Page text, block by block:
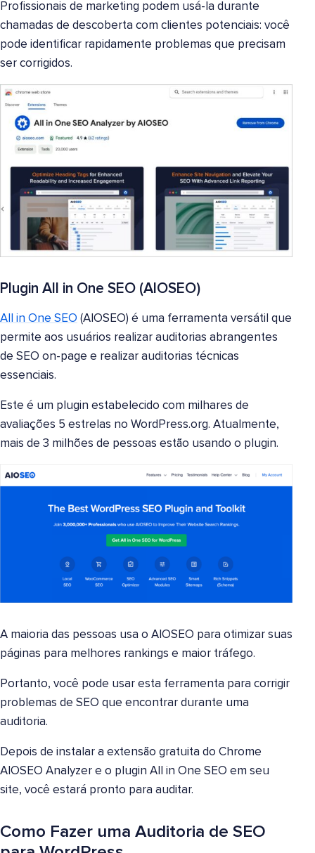
Profissionais de marketing podem usá-la durante
chamadas de descoberta com clientes potenciais: você
pode identificar rapidamente problemas que precisam
ser corrigidos.
Plugin All in One SEO (AIOSEO)
All in One SEO (AIOSEO) é uma ferramenta versátil que
permite aos usuários realizar auditorias abrangentes
de SEO on-page e realizar auditorias técnicas
essenciais.
Este é um plugin estabelecido com milhares de
avaliações 5 estrelas no WordPress.org. Atualmente,
mais de 3 milhões de pessoas estão usando o plugin.
A maioria das pessoas usa o AIOSEO para otimizar suas
páginas para melhores rankings e maior tráfego.
Portanto, você pode usar esta ferramenta para corrigir
problemas de SEO que encontrar durante uma
auditoria.
Depois de instalar a extensão gratuita do Chrome
AIOSEO Analyzer e o plugin All in One SEO em seu
site, você estará pronto para auditar.
Como Fazer uma Auditoria de SEO